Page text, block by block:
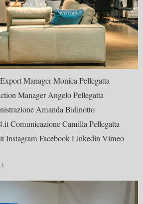
Manager Monica Pellegatta
Manager Angelo Pellegatta
Amanda Bidinotto
Comunicazione Camilla Pellegatta
Instagram Facebook Linkedin Vimeo